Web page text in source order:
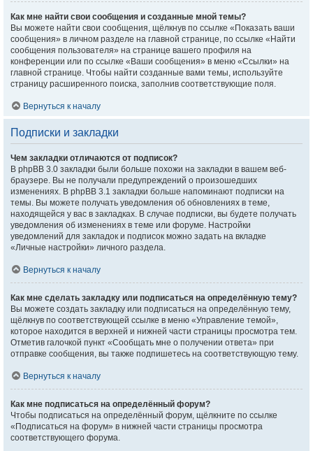
Как мне найти свои сообщения и созданные мной темы?
Вы можете найти свои сообщения, щёлкнув по ссылке «Показать ваши
сообщения» в личном разделе на главной странице, по ссылке «Найти
сообщения пользователя» на странице вашего профиля на
конференции или по ссылке «Ваши сообщения» в меню «Ссылки» на
главной странице. Чтобы найти созданные вами темы, используйте
страницу расширенного поиска, заполнив соответствующие поля.
Вернуться к началу
Подписки и закладки
Чем закладки отличаются от подписок?
В phpBB 3.0 закладки были больше похожи на закладки в вашем веб-
браузере. Вы не получали предупреждений о произошедших
изменениях. В phpBB 3.1 закладки больше напоминают подписки на
темы. Вы можете получать уведомления об обновлениях в теме,
находящейся у вас в закладках. В случае подписки, вы будете получать
уведомления об изменениях в теме или форуме. Настройки
уведомлений для закладок и подписок можно задать на вкладке
«Личные настройки» личного раздела.
Вернуться к началу
Как мне сделать закладку или подписаться на определённую тему?
Вы можете создать закладку или подписаться на определённую тему,
щёлкнув по соответствующей ссылке в меню «Управление темой»,
которое находится в верхней и нижней части страницы просмотра тем.
Отметив галочкой пункт «Сообщать мне о получении ответа» при
отправке сообщения, вы также подпишетесь на соответствующую тему.
Вернуться к началу
Как мне подписаться на определённый форум?
Чтобы подписаться на определённый форум, щёлкните по ссылке
«Подписаться на форум» в нижней части страницы просмотра
соответствующего форума.